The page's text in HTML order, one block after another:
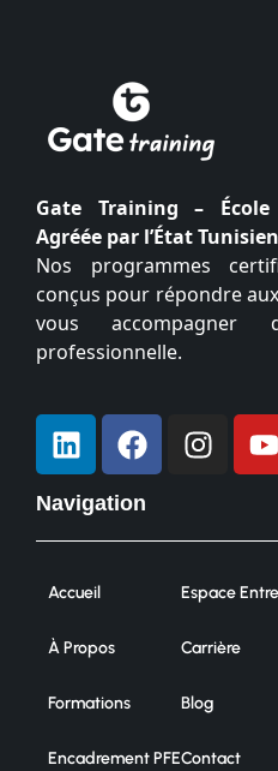
Gate Training –
Agréée par l’État
Nos programmes
conçus pour répondre
vous accompagner
professionnelle.
Navigation
Accueil
À Propos
Formations
Encadrement PFE
Espace
Carrière
Blog
Contact